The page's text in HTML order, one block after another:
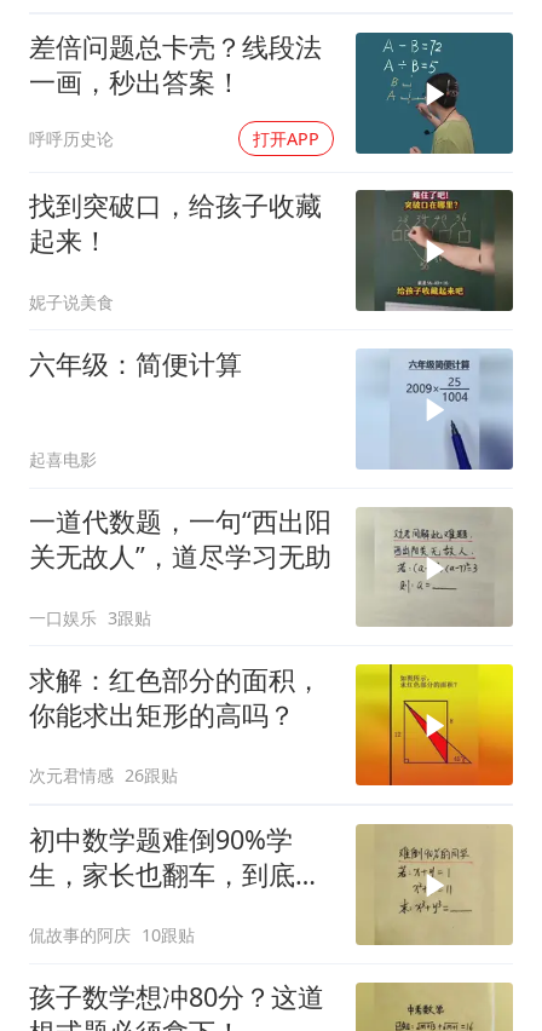
差倍问题总卡壳？线段法
一画，秒出答案！
呼呼历史论 打开APP
找到突破口，给孩子收藏
起来！
妮子说美食
六年级：简便计算
起喜电影
一道代数题，一句“西出阳
关无故人”，道尽学习无助
一口娱乐 3跟贴
求解：红色部分的面积，
你能求出矩形的高吗？
次元君情感 26跟贴
初中数学题难倒90%学
生，家长也翻车，到底有
侃故事的阿庆 10跟贴
孩子数学想冲80分？这道